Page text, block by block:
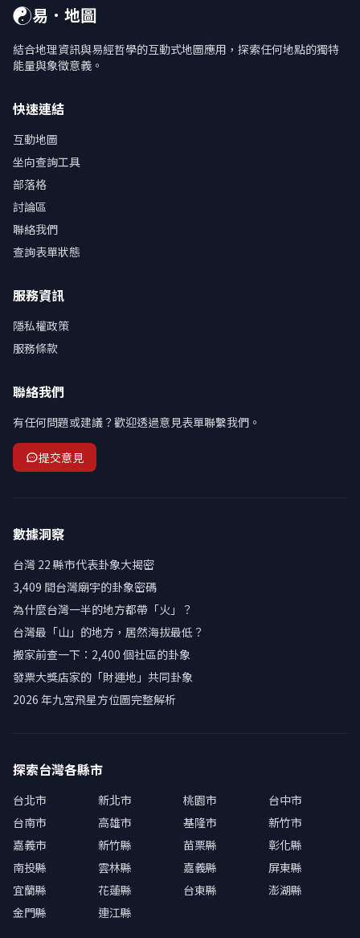
☯易．地圖
結合地理資訊與易經哲學的互動式地圖應用，探索任何地點的獨特
能量與象徵意義。
快速連結
互動地圖
坐向查詢工具
部落格
討論區
聯絡我們
查詢表單狀態
服務資訊
隱私權政策
服務條款
聯絡我們
有任何問題或建議？歡迎透過意見表單聯繫我們。
提交意見
數據洞察
台灣 22 縣市代表卦象大揭密
3,409 間台灣廟宇的卦象密碼
為什麼台灣一半的地方都帶「火」？
台灣最「山」的地方，居然海拔最低？
搬家前查一下：2,400 個社區的卦象
發票大獎店家的「財運地」共同卦象
2026 年九宮飛星方位圖完整解析
探索台灣各縣市
台北市 新北市 桃園市
台中市
台南市
高雄市 基隆市
新竹市
嘉義市
新竹縣 苗栗縣
彰化縣
南投縣
雲林縣 嘉義縣
屏東縣
宜蘭縣
花蓮縣 台東縣
澎湖縣
金門縣
連江縣